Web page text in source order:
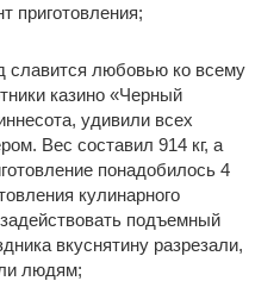
приготовления;
славится любовью ко всему
казино «Черный
удивили всех
Вес составил 914 кг, а
понадобилось 4
кулинарного
подъемный
вкуснятину разрезали,
людям;